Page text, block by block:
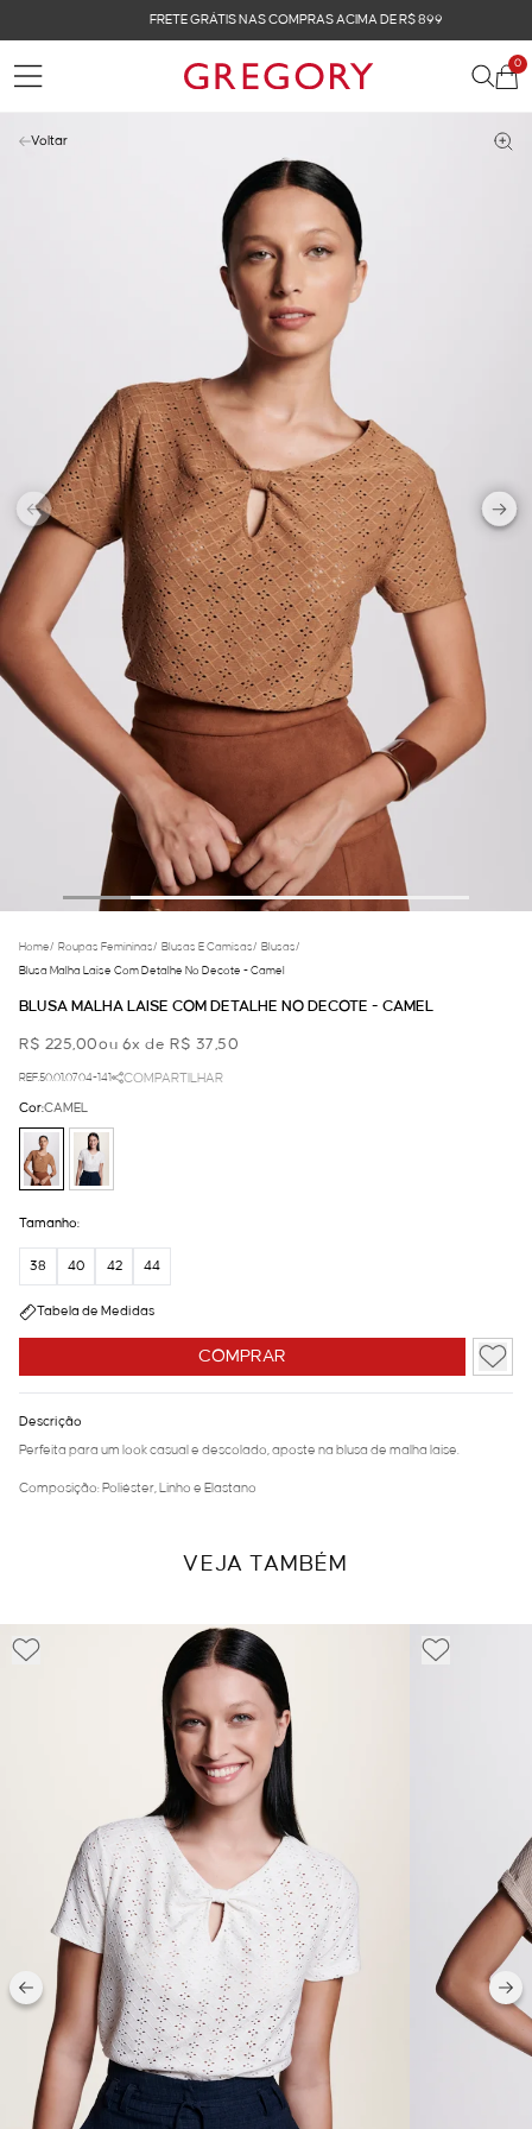
FRETE GRÁTIS NAS COMPRAS ACIMA DE R$ 899
0
Voltar
Home/ Roupas Femininas/ Blusas E Camisas/ Blusas/
Blusa Malha Laise Com Detalhe No Decote - Camel
BLUSA MALHA LAISE COM DETALHE NO DECOTE - CAMEL
R$ 225,00ou 6x de R$ 37,50
REF.50.01.0704-141 COMPARTILHAR
COMPRAR
Cor:CAMEL
Tamanho:
38 40 42 44
Tabela de Medidas
Descrição
Perfeita para um look casual e descolado, aposte na blusa de malha laise.
Composição: Poliéster, Linho e Elastano
VEJA TAMBÉM